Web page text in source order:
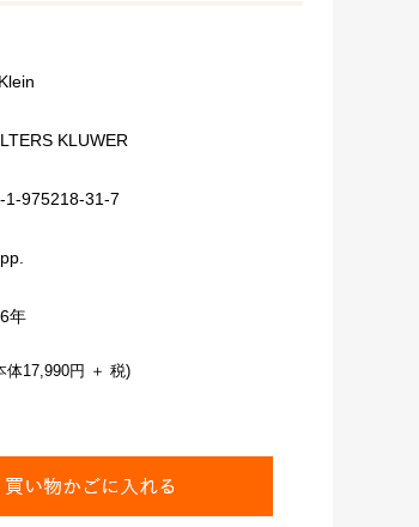
KLUWER
1-975218-31-7
年
体17,990円 ＋ 税)